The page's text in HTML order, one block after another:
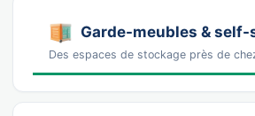
Garde-meubles &
Des espaces de stockage près de